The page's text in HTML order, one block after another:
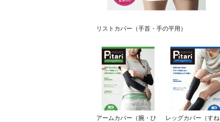
リストカバー（手首・手の平用）
アームカバー（腕・ひ
レッグカバー（すね